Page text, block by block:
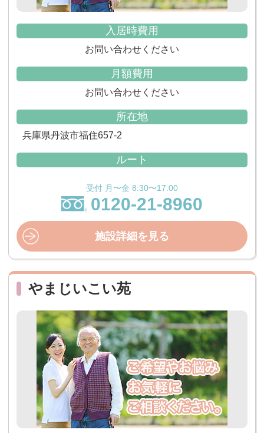
入居時費用
お問い合わせください
月額費用
お問い合わせください
所在地
兵庫県丹波市福住657-2
ルート
受付 月〜金 8:30〜17:00
0120-21-8960
施設詳細を見る
やまじいこい苑